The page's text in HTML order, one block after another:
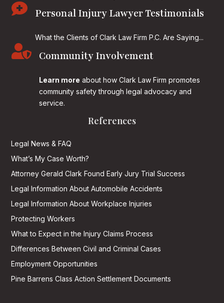
 Personal Injury Lawyer Testimonials
What the Clients of Clark Law Firm P.C. Are Saying...
 Community Involvement
Learn more about how Clark Law Firm promotes
community safety through legal advocacy and
service.
References
Legal News & FAQ
What’s My Case Worth?
Attorney Gerald Clark Found Early Jury Trial Success
Legal Information About Automobile Accidents
Legal Information About Workplace Injuries
Protecting Workers
What to Expect in the Injury Claims Process
Differences Between Civil and Criminal Cases
Employment Opportunities
Pine Barrens Class Action Settlement Documents